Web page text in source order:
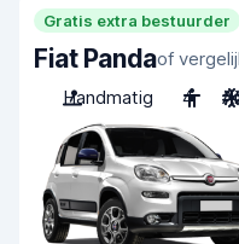
Gratis extra bestuurder
Fiat Pandaof
Handmatig
4